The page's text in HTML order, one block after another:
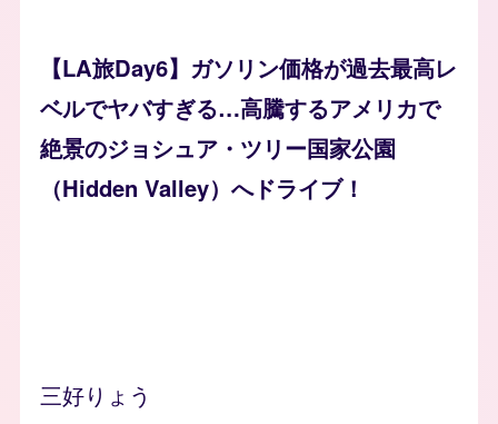
【LA旅Day6】ガソリン価格が過去最高レ
ベルでヤバすぎる…高騰するアメリカで
絶景のジョシュア・ツリー国家公園
（Hidden Valley）へドライブ！
三好りょう